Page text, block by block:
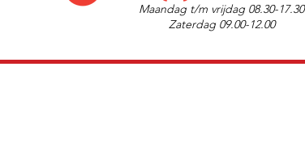
Maandag t/m vrijdag 08.30-17.30
Zaterdag 09.00-12.00